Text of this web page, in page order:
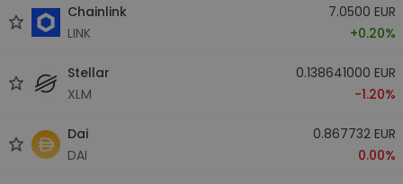
Chainlink
LINK
7.0500 EUR
+0.20%
Stellar
XLM
0.138641000 EUR
-1.20%
Dai
DAI
0.867732 EUR
0.00%